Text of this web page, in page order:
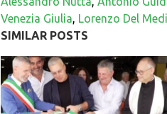
Venezia Giulia, Lorenzo Del
SIMILAR POSTS